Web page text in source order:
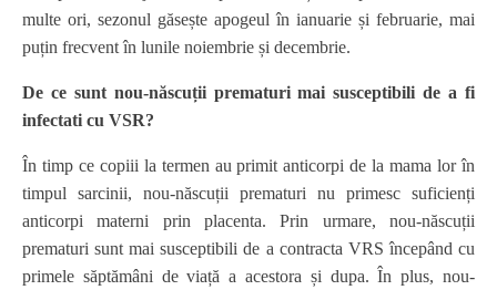
multe ori, sezonul găsește apogeul în ianuarie și februarie, mai
puțin frecvent în lunile noiembrie și decembrie.
De ce sunt nou-născuții prematuri mai susceptibili de a fi
infectati cu VSR?
În timp ce copiii la termen au primit anticorpi de la mama lor în
timpul sarcinii, nou-născuții prematuri nu primesc suficienți
anticorpi materni prin placenta. Prin urmare, nou-născuții
prematuri sunt mai susceptibili de a contracta VRS începând cu
primele săptămâni de viață a acestora și dupa. În plus, nou-